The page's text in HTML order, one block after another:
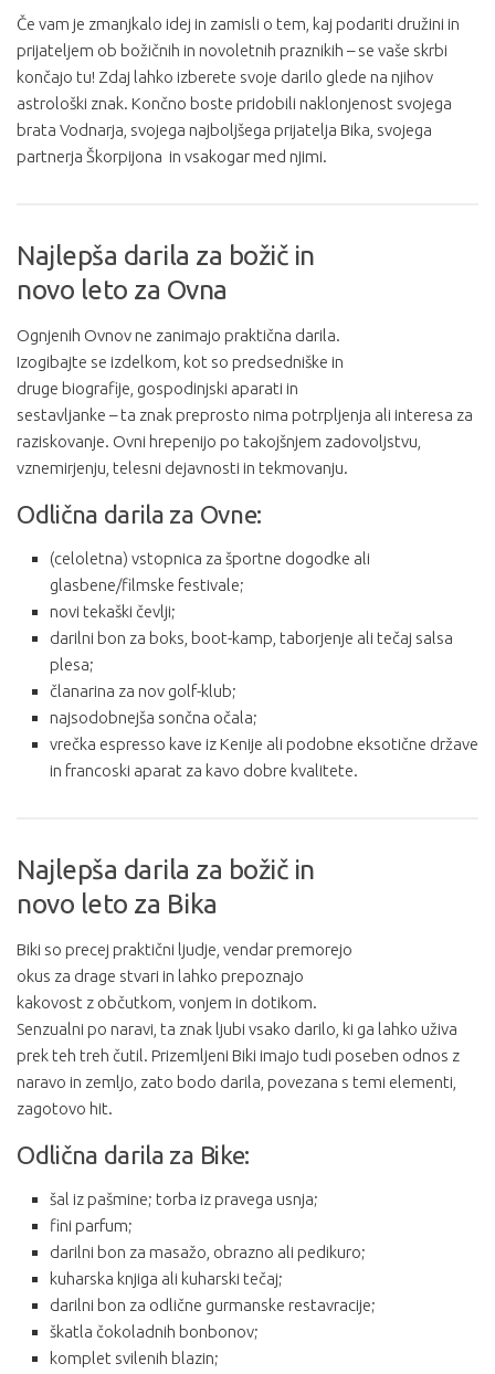
Če vam je zmanjkalo idej in zamisli o tem, kaj podariti družini in
prijateljem ob božičnih in novoletnih praznikih – se vaše skrbi
končajo tu! Zdaj lahko izberete svoje darilo glede na njihov
astrološki znak. Končno boste pridobili naklonjenost svojega
brata Vodnarja, svojega najboljšega prijatelja Bika, svojega
partnerja Škorpijona in vsakogar med njimi.
Najlepša darila za božič in
novo leto za Ovna
Ognjenih Ovnov ne zanimajo praktična darila.
Izogibajte se izdelkom, kot so predsedniške in
druge biografije, gospodinjski aparati in
sestavljanke – ta znak preprosto nima potrpljenja ali interesa za
raziskovanje. Ovni hrepenijo po takojšnjem zadovoljstvu,
vznemirjenju, telesni dejavnosti in tekmovanju.
Odlična darila za Ovne:
(celoletna) vstopnica za športne dogodke ali
glasbene/filmske festivale;
novi tekaški čevlji;
darilni bon za boks, boot-kamp, taborjenje ali tečaj salsa
plesa;
članarina za nov golf-klub;
najsodobnejša sončna očala;
vrečka espresso kave iz Kenije ali podobne eksotične države
in francoski aparat za kavo dobre kvalitete.
Najlepša darila za božič in
novo leto za Bika
Biki so precej praktični ljudje, vendar premorejo
okus za drage stvari in lahko prepoznajo
kakovost z občutkom, vonjem in dotikom.
Senzualni po naravi, ta znak ljubi vsako darilo, ki ga lahko uživa
prek teh treh čutil. Prizemljeni Biki imajo tudi poseben odnos z
naravo in zemljo, zato bodo darila, povezana s temi elementi,
zagotovo hit.
Odlična darila za Bike:
šal iz pašmine; torba iz pravega usnja;
fini parfum;
darilni bon za masažo, obrazno ali pedikuro;
kuharska knjiga ali kuharski tečaj;
darilni bon za odlične gurmanske restavracije;
škatla čokoladnih bonbonov;
komplet svilenih blazin;